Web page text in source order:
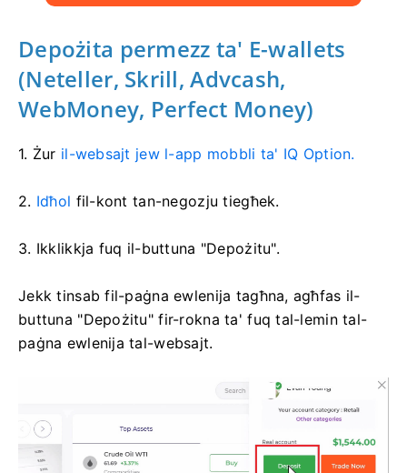
Depożita permezz ta' E-wallets
(Neteller, Skrill, Advcash,
WebMoney, Perfect Money)
1. Żur il-websajt jew l-app mobbli ta' IQ Option.
2. Idħol fil-kont tan-negozju tiegħek.
3. Ikklikkja fuq il-buttuna "Depożitu".
Jekk tinsab fil-paġna ewlenija tagħna, agħfas il-
buttuna "Depożitu" fir-rokna ta' fuq tal-lemin tal-
paġna ewlenija tal-websajt.